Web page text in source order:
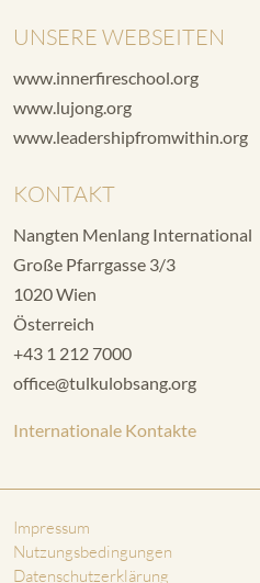
UNSERE WEBSEITEN
www.innerfireschool.org
www.lujong.org
www.leadershipfromwithin.org
KONTAKT
Nangten Menlang International
Große Pfarrgasse 3/3
1020 Wien
Österreich
+43 1 212 7000
office@tulkulobsang.org
Internationale Kontakte
Impressum
Nutzungsbedingungen
Datenschutzerklärung